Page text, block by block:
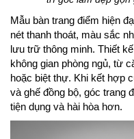
Mẫu bàn trang điểm hiện
nét thanh thoát, màu sắc
lưu trữ thông minh. Thiết
không gian phòng ngủ, từ
hoặc biệt thự. Khi kết hợp
và ghế đồng bộ, góc trang
tiện dụng và hài hòa hơn.